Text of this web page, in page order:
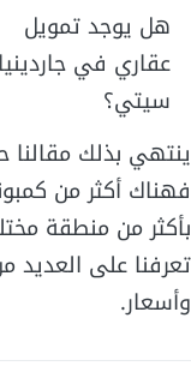
هل يوجد تمويل
عقاري في جاردينيا
سيتي؟
ينتهي بذلك
فهناك أكثر من
بأكثر من منطقة
تعرفنا على العديد
وأسعار.